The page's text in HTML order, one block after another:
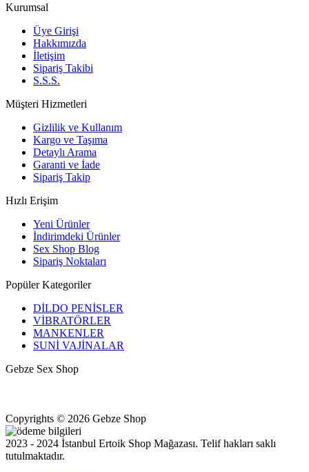
Kurumsal
Üye Girişi
Hakkımızda
İletişim
Sipariş Takibi
S.S.S.
Müşteri Hizmetleri
Gizlilik ve Kullanım
Kargo ve Taşıma
Detaylı Arama
Garanti ve İade
Sipariş Takip
Hızlı Erişim
Yeni Ürünler
İndirimdeki Ürünler
Sex Shop Blog
Sipariş Noktaları
Popüler Kategoriler
DİLDO PENİSLER
VİBRATÖRLER
MANKENLER
SUNİ VAJİNALAR
Gebze Sex Shop
Copyrights © 2026 Gebze Shop
2023 - 2024 İstanbul Ertoik Shop Mağazası. Telif hakları saklı
tutulmaktadır.